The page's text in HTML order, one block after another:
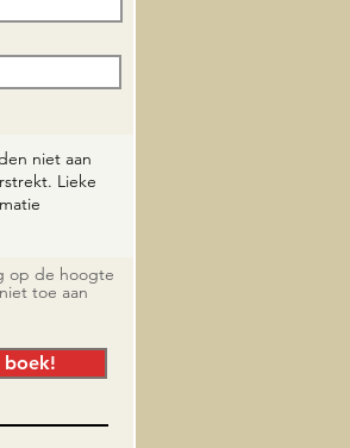
op de hoogte
toe aan
boek!